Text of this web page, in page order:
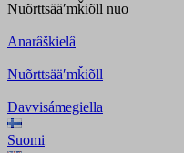
Nuõrttsääʹmǩiõll nuo
Anarâškielâ
Nuõrttsääʹmǩiõll
Davvisámegiella
Suomi